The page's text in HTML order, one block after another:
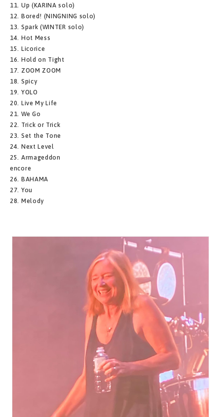
11. Up (KARINA solo)
12. Bored! (NINGNING solo)
13. Spark (WINTER solo)
14. Hot Mess
15. Licorice
16. Hold on Tight
17. ZOOM ZOOM
18. Spicy
19. YOLO
20. Live My Life
21. We Go
22. Trick or Trick
23. Set the Tone
24. Next Level
25. Armageddon
encore
26. BAHAMA
27. You
28. Melody